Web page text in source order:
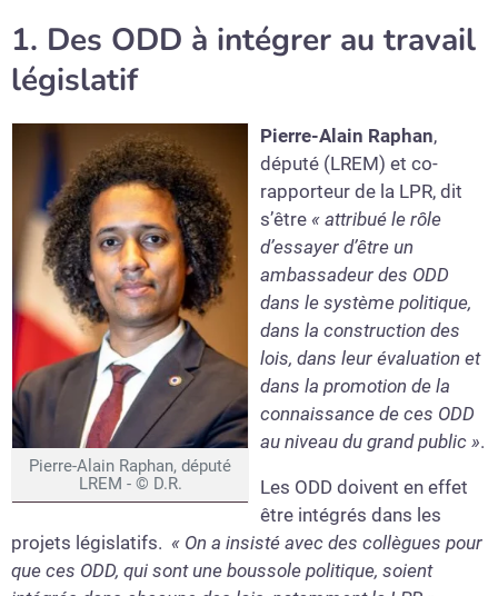
1. Des ODD à intégrer au travail
législatif
Pierre-Alain Raphan, député
LREM - © D.R.
Pierre-Alain Raphan,
député (LREM) et co-
rapporteur de la LPR, dit
s’être « attribué le rôle
d’essayer d’être un
ambassadeur des ODD
dans le système politique,
dans la construction des
lois, dans leur évaluation et
dans la promotion de la
connaissance de ces ODD
au niveau du grand public ».
Les ODD doivent en effet
être intégrés dans les
projets législatifs. « On a insisté avec des collègues pour
que ces ODD, qui sont une boussole politique, soient